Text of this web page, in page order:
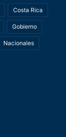
Costa Rica
Gobierno
Nacionales